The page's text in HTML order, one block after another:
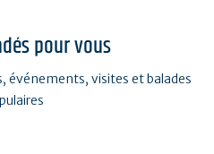
pour vous
événements, visites et balades